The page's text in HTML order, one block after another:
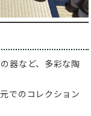
器など、多彩な陶
でのコレクション